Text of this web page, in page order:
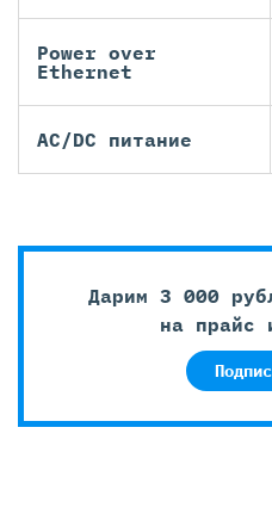
Power over
Ethernet
AC/DC питание
Дарим 3 000
на прайс